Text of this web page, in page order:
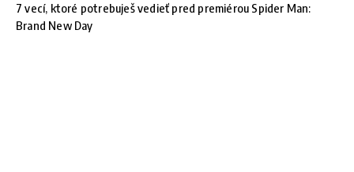
7 vecí, ktoré potrebuješ vedieť pred premiérou Spider Man:
Brand New Day